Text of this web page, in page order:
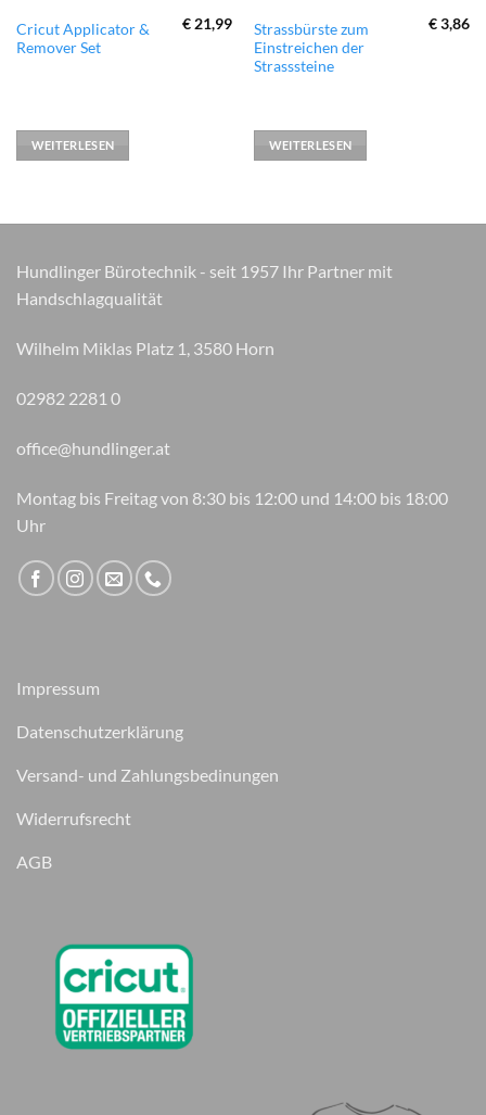
Cricut Applicator &
Remover Set
€ 21,99
WEITERLESEN
Strassbürste zum
Einstreichen der
Strasssteine
€3,86
WEITERLESEN
Hundlinger Bürotechnik - seit 1957 Ihr Partner mit
Handschlagqualität
Wilhelm Miklas Platz 1, 3580 Horn
02982 2281 0
office@hundlinger.at
Montag bis Freitag von 8:30 bis 12:00 und 14:00 bis 18:00
Uhr
Impressum
Datenschutzerklärung
Versand- und Zahlungsbedinungen
Widerrufsrecht
AGB